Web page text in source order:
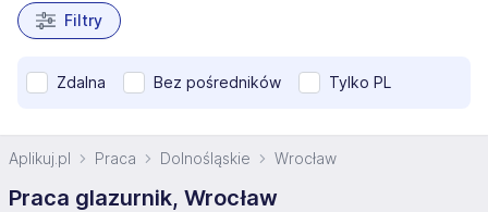
Filtry
Zdalna Bez pośredników Tylko PL
Aplikuj.pl Praca Dolnośląskie Wrocław
Praca glazurnik, Wrocław